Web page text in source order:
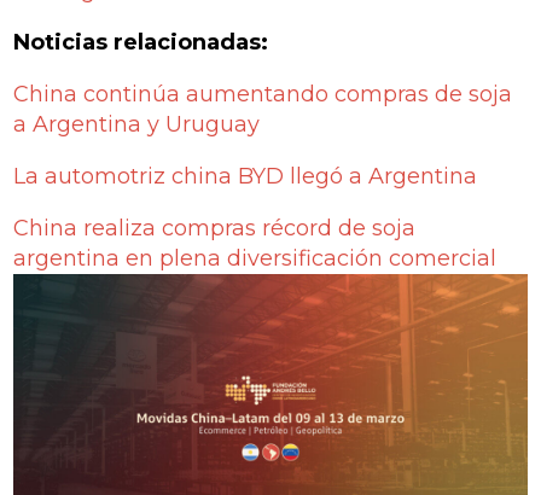
Noticias relacionadas:
China continúa aumentando compras de soja
a Argentina y Uruguay
La automotriz china BYD llegó a Argentina
China realiza compras récord de soja
argentina en plena diversificación comercial